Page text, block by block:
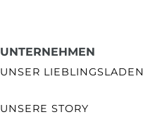
UNTERNEHMEN
UNSER LIEBLINGSLADEN
UNSERE STORY